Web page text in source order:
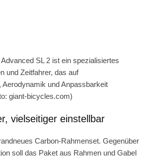
SL 2 ist ein spezialisiertes
und Zeitfahrer, das auf
und Anpassbarkeit
giant-bicycles.com)
vielseitiger einstellbar
Carbon-Rahmenset. Gegenüber
soll das Paket aus Rahmen und Gabel